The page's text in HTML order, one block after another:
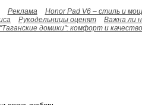
Реклама Honor Pad V6 – стиль и
Рукодельницы оценят Важна ли
"Таганские домики": комфорт и качество